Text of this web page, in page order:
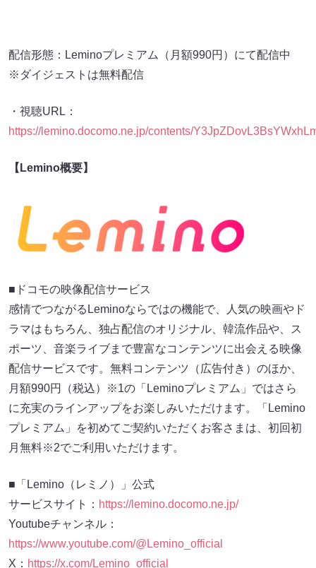
配信形態：Leminoプレミアム（月額990円）にて配信中
※ダイジェストは無料配信
・視聴URL：
https://lemino.docomo.ne.jp/contents/
【Lemino概要】
■ドコモの映像配信サービス
感情でつながるLeminoならではの機能で、人気の映画やド
ラマはもちろん、独占配信のオリジナル、韓流作品や、ス
ポーツ、音楽ライブまで豊富なコンテンツに出会える映像
配信サービスです。無料コンテンツ（広告付き）のほか、
月額990円（税込）※1の「Leminoプレミアム」ではさら
に充実のラインアップをお楽しみいただけます。「Lemino
プレミアム」を初めてご契約いただくお客さまは、初回初
月無料※2でご利用いただけます。
■「Lemino（レミノ）」公式
サービスサイト： https://lemino.docomo.ne.jp/
Youtubeチャンネル：
https://www.youtube.com/@Lemino_official
X： https://x.com/Lemino_official